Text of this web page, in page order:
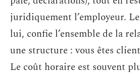
juridiquement l’employeur.
lui, confie l’ensemble de la
une structure : vous êtes
Le coût horaire est souvent